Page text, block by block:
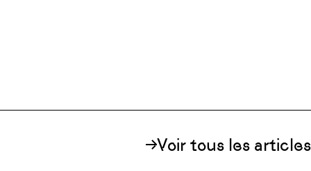
Voir tous les articles